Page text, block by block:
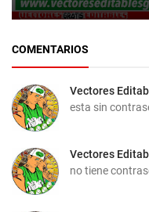
COMENTARIOS
Vectores
esta sin
Vectores
no tiene